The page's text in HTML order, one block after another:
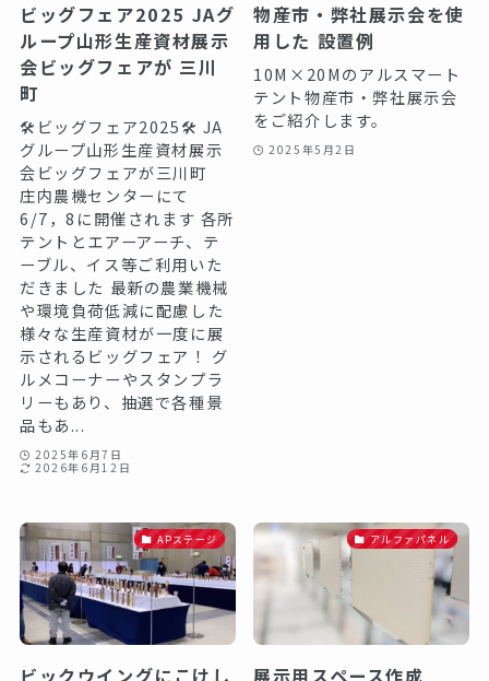
ビッグフェア2025 JAグ
ループ山形生産資材展示
会ビッグフェアが 三川
町
🛠️ビッグフェア2025🛠️ JA
グループ山形生産資材展示
会ビッグフェアが三川町
庄内農機センターにて
6/7，8に開催されます 各所
テントとエアーアーチ、テ
ーブル、イス等ご利用いた
だきました 最新の農業機械
や環境負荷低減に配慮した
様々な生産資材が一度に展
示されるビッグフェア！ グ
ルメコーナーやスタンプラ
リーもあり、抽選で各種景
品もあ...
2025年6月7日
2026年6月12日
物産市・弊社展示会を使
用した 設置例
10M×20Mのアルスマート
テント物産市・弊社展示会
をご紹介します。
2025年5月2日
APステージ
ビックウイングにこけし
アルファパネル
展示用スペース作成